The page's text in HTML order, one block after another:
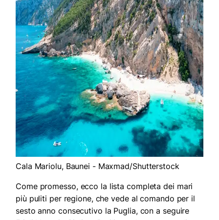
Cala Mariolu, Baunei - Maxmad/Shutterstock
Come promesso, ecco la lista completa dei mari
più puliti per regione, che vede al comando per il
sesto anno consecutivo la Puglia, con a seguire